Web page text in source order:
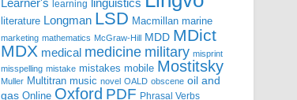
Learner's learning linguistics
literature Longman LSD Macmillan marine
marketing mathematics McGraw-Hill MDD MDict
MDX medical medicine military misprint
misspelling mistake mistakes mobile Mostitsky
Muller Multitran music novel OALD obscene oil and
gas Online Oxford PDF Phrasal Verbs